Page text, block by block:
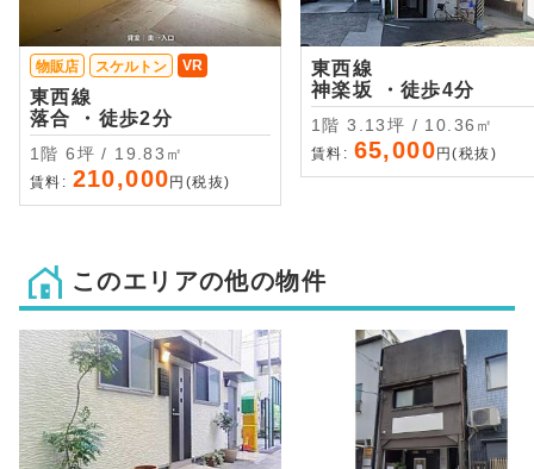
物販店 スケルトン VR
東西線
落合 ・徒歩2分
1階 6坪 / 19.83㎡
賃料: 210,000 円(税抜)
東西線
神楽坂 ・徒歩4分
1階 3.13坪 / 10.36㎡
賃料: 65,000 円(税抜)
このエリアの他の物件